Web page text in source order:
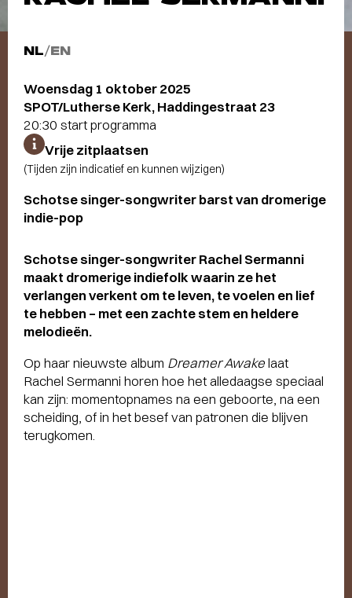
NL/EN
Woensdag 1 oktober 2025
SPOT/Lutherse Kerk, Haddingestraat 23
20:30 start programma
Vrije zitplaatsen
(Tijden zijn indicatief en kunnen wijzigen)
Schotse singer-songwriter barst van dromerige
indie-pop
Schotse singer-songwriter Rachel Sermanni
maakt dromerige indiefolk waarin zehet
verlangenverkent om te leven, te voelen en lief
te hebben – met een zachte stem en heldere
melodieën.
Op haar nieuwste album Dreamer Awakelaat
Rachel Sermanni horen hoe het alledaagse speciaal
kan zijn: momentopnames na een geboorte, na een
scheiding, of in het besef van patronen die blijven
terugkomen.